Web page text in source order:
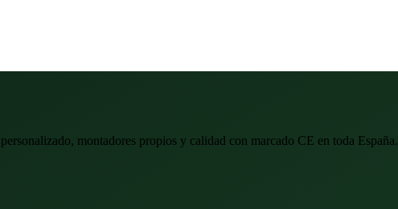
montadores propios y calidad con marcado CE en toda España.